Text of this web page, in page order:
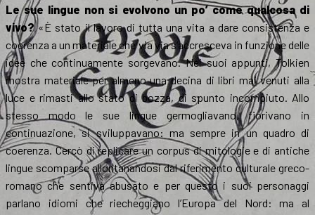
Le sue lingue non si evolvono un po’ come qualcosa di
vivo?«È stato il lavoro di tutta una vita a dare consistenza e
coerenza a un materiale che via via s’accresceva in funzione delle
idee che continuamente sorgevano. Nei suoi appunti, Tolkien
mostra materiale per almeno una decina di libri mai venuti alla
luce e rimasti allo stato di bozza, di spunto incompiuto. Allo
stesso modo le sue lingue germogliavano, fiorivano in
continuazione, si sviluppavano: ma sempre in un quadro di
coerenza. Cercò di replicare un corpus di mitologie e di antiche
lingue scomparse allontanandosi dal riferimento culturale greco-
romano che sentiva abusato e per questo i suoi personaggi
parlano idiomi che riecheggiano l’Europa del Nord: ma al